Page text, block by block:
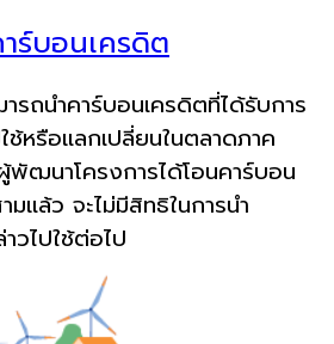
าร์บอนเครดิต
รถนำคาร์บอนเครดิตที่ได้รับการ
หรือแลกเปลี่ยนในตลาดภาค
พัฒนาโครงการได้โอนคาร์บอน
แล้ว จะไม่มีสิทธิในการนำ
วไปใช้ต่อไป